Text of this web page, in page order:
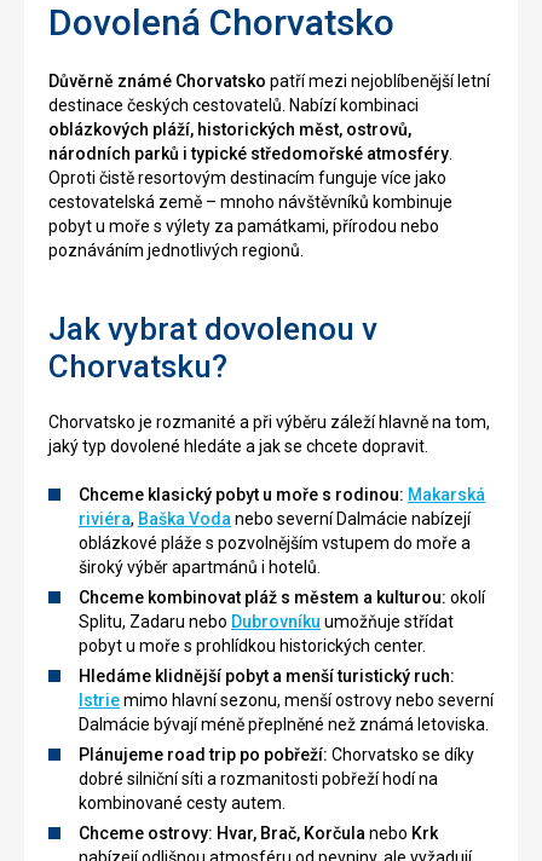
Dovolená Chorvatsko
Důvěrně známé Chorvatsko patří mezi nejoblíbenější letní
destinace českých cestovatelů. Nabízí kombinaci
oblázkových pláží, historických měst, ostrovů,
národních parků i typické středomořské atmosféry
Oproti čistě resortovým destinacím funguje více jako
cestovatelská země – mnoho návštěvníků kombinuje
pobyt u moře s výlety za památkami, přírodou nebo
poznáváním jednotlivých regionů.
Jak vybrat dovolenou v
Chorvatsku?
Chorvatsko je rozmanité a při výběru záleží hlavně na tom,
jaký typ dovolené hledáte a jak se chcete dopravit.
Chceme klasický pobyt u moře s rodinou: Makarská
riviéra, Baška Voda nebo severní Dalmácie nabízejí
oblázkové pláže s pozvolnějším vstupem do moře a
široký výběr apartmánů i hotelů.
Chceme kombinovat pláž s městem a kulturou: okolí
Splitu, Zadaru nebo Dubrovníku umožňuje střídat
pobyt u moře s prohlídkou historických center.
Hledáme klidnější pobyt a menší turistický ruch:
Istriemimo hlavní sezonu, menší ostrovy nebo severní
Dalmácie bývají méně přeplněné než známá letoviska.
Plánujeme road trip po pobřeží: Chorvatsko se díky
dobré silniční síti a rozmanitosti pobřeží hodí na
kombinované cesty autem.
Chceme ostrovy: Hvar, Brač, Korčula nebo Krk